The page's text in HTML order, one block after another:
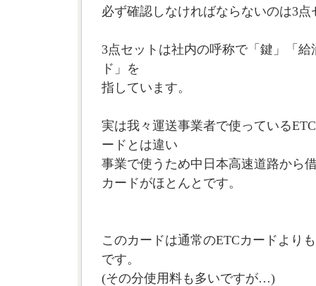
必ず確認しなければならないのは3
3点セットは社内の呼称で「鍵」「給
ド」を
指しています。
実は我々運送事業者で使っている
ードとは違い
事業で使うため中日本高速道路から
カードがほとんとです。
このカードは通常のETCカードより
です。
(その分使用料も多いですが…)